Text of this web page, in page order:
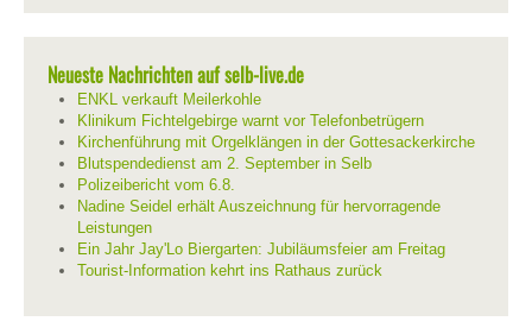
Neueste Nachrichten auf selb-live.de
ENKL verkauft Meilerkohle
Klinikum Fichtelgebirge warnt vor Telefonbetrügern
Kirchenführung mit Orgelklängen in der Gottesackerkirche
Blutspendedienst am 2. September in Selb
Polizeibericht vom 6.8.
Nadine Seidel erhält Auszeichnung für hervorragende
Leistungen
Ein Jahr Jay'Lo Biergarten: Jubiläumsfeier am Freitag
Tourist-Information kehrt ins Rathaus zurück